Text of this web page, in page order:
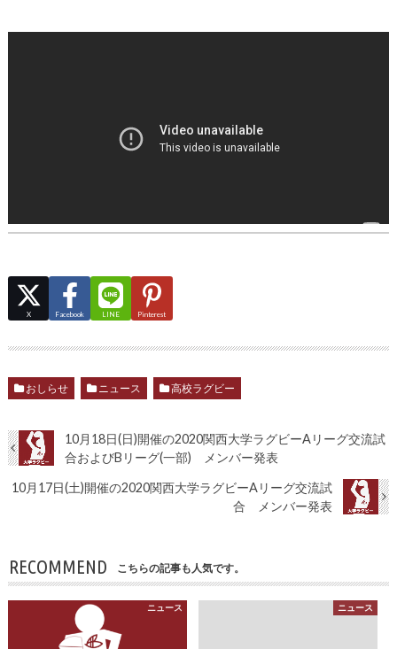
X Facebook LINE Pinterest
おしらせ ニュース 高校ラグビー
10月18日(日)開催の2020関西大学ラグビーAリーグ交流試
合およびBリーグ(一部) メンバー発表
10月17日(土)開催の2020関西大学ラグビーAリーグ交流試
合 メンバー発表
RECOMMEND こちらの記事も人気です。
ニュース ニュース